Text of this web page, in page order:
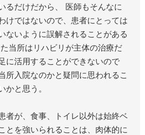
るだけだから、 医師もそんなに
けではないので、患者にとっては
ないように誤解されることがある
当所はリハビリが主体の治療だ
に活用することができないので
所入院なのかと疑問に思われるこ
かと思う。
者が、食事、トイレ以外は始終ベ
とを強いられることは、肉体的に